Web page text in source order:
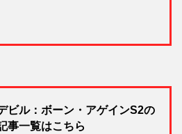
ビル：ボーン・アゲインS2の
事一覧はこちら